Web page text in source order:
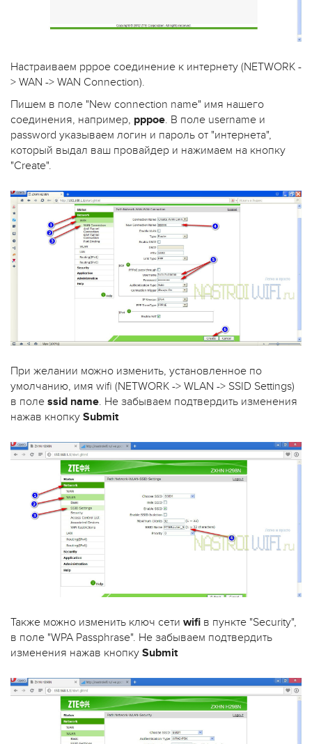
Настраиваем pppoe соединение к интернету (NETWORK -
> WAN -> WAN Connection).
Пишем в поле "New connection name" имя нашего
соединения, например, pppoe. В поле username и
password указываем логин и пароль от "интернета",
который выдал ваш провайдер и нажимаем на кнопку
"Create".
При желании можно изменить, установленное по
умолчанию, имя wifi (NETWORK -> WLAN -> SSID Settings)
в поле ssid name. Не забываем подтвердить изменения
нажав кнопку Submit
Также можно изменить ключ сети wifi в пункте "Security",
в поле "WPA Passphrase". Не забываем подтвердить
изменения нажав кнопку Submit